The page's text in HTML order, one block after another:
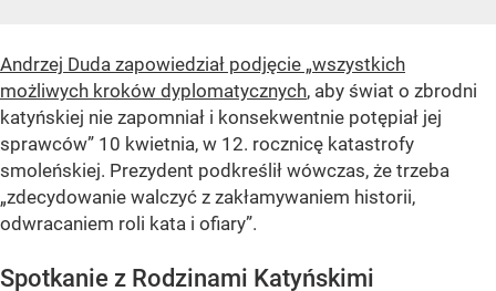
Andrzej Duda zapowiedział podjęcie „wszystkich
możliwych kroków dyplomatycznych, aby świat o zbrodni
katyńskiej nie zapomniał i konsekwentnie potępiał jej
sprawców” 10 kwietnia, w 12. rocznicę katastrofy
smoleńskiej. Prezydent podkreślił wówczas, że trzeba
„zdecydowanie walczyć z zakłamywaniem historii,
odwracaniem roli kata i ofiary”.
Spotkanie z Rodzinami Katyńskimi